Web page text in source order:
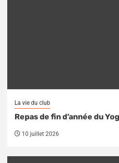
La vie du club
Repas de fin d’année du
10 juillet 2026